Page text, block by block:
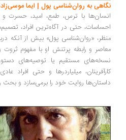
به روان‌شناسی پول | ایما موسی‌زاده
با ترس، طمع، امید، حسرت و
حتی در آگاه‌ترین افراد، تصمیم‌های
«روان‌شناسی پول» بیش از آنکه درباره پول
و رابطه پرتنش او با مفهوم ثروت و
مستقیم یا توصیه‌های دستوری،
میلیاردرها و حتی افراد عادی
روایت خود را برمی‌سازد و بحث را به